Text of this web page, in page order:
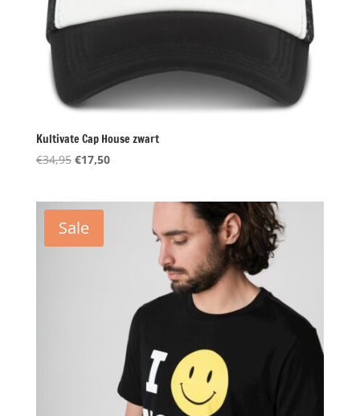
Kultivate Cap House zwart
€34,95 Oorspronkelijke
€34,95.
€17,50Huidige
Sale